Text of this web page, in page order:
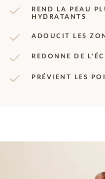
REND LA PEAU
HYDRATANTS
ADOUCIT LES
REDONNE DE
PRÉVIENT LES